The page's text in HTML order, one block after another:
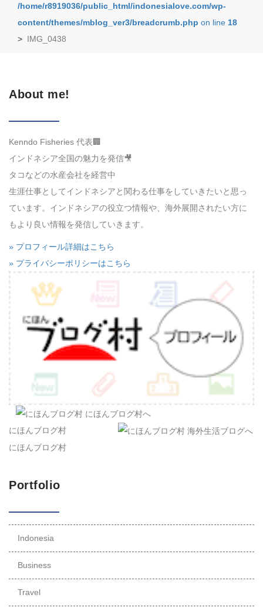
/home/r8919036/public_html/indonesialove.com/wp-
content/themes/mblog_ver3/breadcrumb.php on line 18
> IMG_0438
About me!
Kenndo Fisheries 代表🏢
インドネシア全国の魅力を発信🎥
タコなどの水産会社を経営中
生涯仕事としてインドネシアと関わる仕事をしていきたいと思っ
ています。インドネシアの役立つ情報や、海外展開されたい方に
もより良い情報を発信していきます。
» プロフィール詳細はこちら
» プライバシーポリシーはこちら
にほんブログ村
にほんブログ村
Portfolio
Indonesia
Business
Travel